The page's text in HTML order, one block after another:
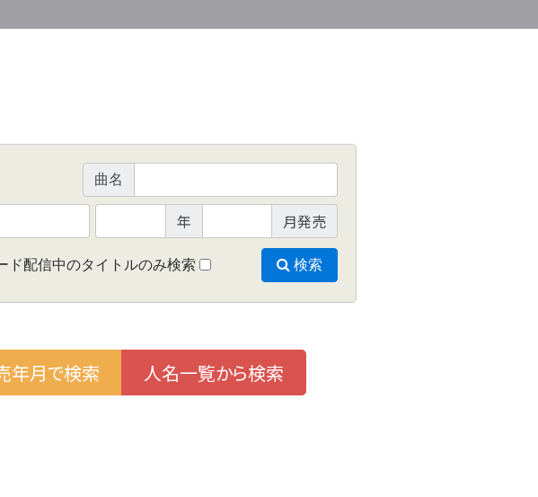
曲名
年 月発売
ド配信中のタイトルのみ検索 検索
年月で検索 人名一覧から検索